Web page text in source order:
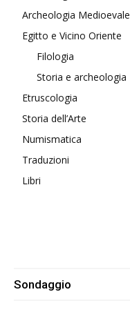
Archeologia Medioevale
Egitto e Vicino Oriente
Filologia
Storia e archeologia
Etruscologia
Storia dell’Arte
Numismatica
Traduzioni
Libri
Sondaggio